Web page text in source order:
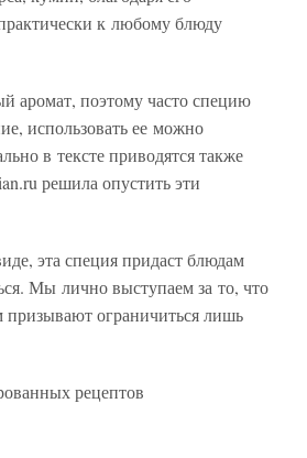
к любому блюду
аромат, поэтому часто специю
использовать ее можно
в тексте приводятся также
решила опустить эти
эта специя придаст блюдам
Мы лично выступаем за то, что
ограничиться лишь
рецептов